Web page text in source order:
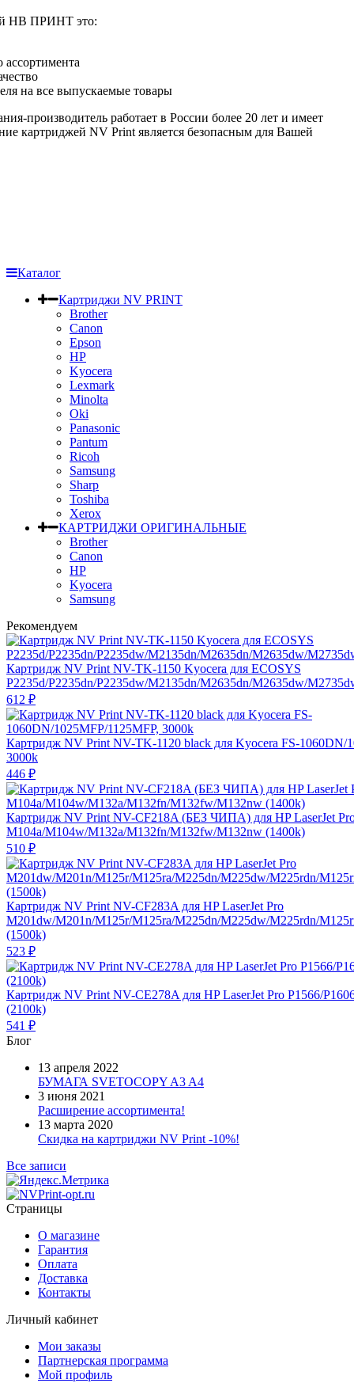
НВ ПРИНТ это:
на все выпускаемые товары
производитель работает в России более 20 лет и имеет
картриджей NV Print является безопасным для Вашей
Каталог
Картриджи NV PRINT
Brother
Canon
Epson
HP
Kyocera
Lexmark
Minolta
Oki
Panasonic
Pantum
Ricoh
Samsung
Sharp
Toshiba
Xerox
КАРТРИДЖИ ОРИГИНАЛЬНЫЕ
Brother
Canon
HP
Kyocera
Samsung
Рекомендуем
Картридж NV Print NV-TK-1150 Kyocera для ECOSYS
P2235d/P2235dn/P2235dw/M2135dn/M2635dn/M2635dw/
612 ₽
Картридж NV Print NV-TK-1120 black для Kyocera FS-1060DN/
3000k
446 ₽
Картридж NV Print NV-CF218A (БЕЗ ЧИПА) для HP LaserJet
M104a/M104w/M132a/M132fn/M132fw/M132nw (1400k)
510 ₽
Картридж NV Print NV-CF283A для HP LaserJet Pro
M201dw/M201n/M125r/M125ra/M225dn/M225dw/M225rdn/
(1500k)
523 ₽
Картридж NV Print NV-CE278A для HP LaserJet Pro P1566/
(2100k)
541 ₽
Блог
13 апреля 2022
БУМАГА SVETOCOPY A3 A4
3 июня 2021
Расширение ассортимента!
13 марта 2020
Скидка на картриджи NV Print -10%!
Все записи
Страницы
О магазине
Гарантия
Оплата
Доставка
Контакты
Личный кабинет
Мои заказы
Партнерская программа
Мой профиль